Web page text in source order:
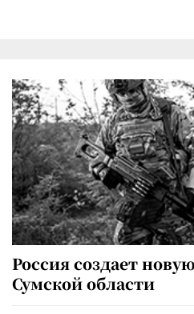
Россия создает
Сумской области